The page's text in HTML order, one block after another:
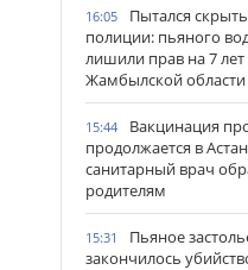
16:05
Пытался
полиции: пьяного
лишили прав на 7 лет
Жамбылской области
15:44
Вакцинация
продолжается в
санитарный врач
родителям
15:31
Пьяное
закончилось